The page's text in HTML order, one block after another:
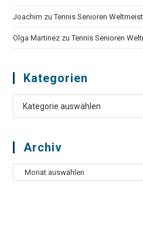
Joachim zuTennis Senioren
Olga Martinez zuTennis Senioren
Kategorien
Kategorien
Archiv
Archiv